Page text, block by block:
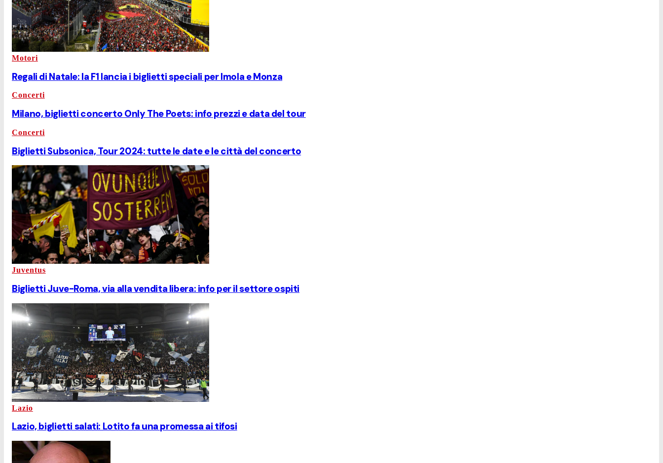
Motori
Regali di Natale: la F1 lancia i biglietti speciali per Imola e Monza
Concerti
Milano, biglietti concerto Only The Poets: info prezzi e data del tour
Concerti
Biglietti Subsonica, Tour 2024: tutte le date e le città del concerto
Juventus
Biglietti Juve-Roma, via alla vendita libera: info per il settore ospiti
Lazio
Lazio, biglietti salati: Lotito fa una promessa ai tifosi